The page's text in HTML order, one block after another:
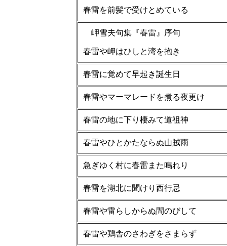
春雷を前髪で受けとめている
岬雪夫句集『春雷』序句
春雷や岬はひしと湾を抱き
春雷に覚めて早起き誕生日
春雷やマーマレードを煮る夜更け
春雷の地に下り棲みて道祖神
春雷やひとかたならぬ山賊雨
急ぎゆく村に春雷また鳴れり
春雷を湖北に聞けり西行忌
春雷や雷らしからぬ間のびして
春雷や鶏舎のさわぎをさまらず